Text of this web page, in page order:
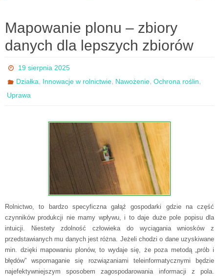
Mapowanie plonu – zbiory
danych dla lepszych zbiorów
19 sierpnia 2025
Działka, Innowacje w rolnictwie, Nawożenie,Ochrona roślin,
Uprawa
Rolnictwo, to bardzo specyficzna gałąź gospodarki gdzie na część
czynników produkcji nie mamy wpływu, i to daje duże pole popisu dla
intuicji. Niestety zdolność człowieka do wyciągania wniosków z
przedstawianych mu danych jest różna. Jeżeli chodzi o dane uzyskiwane
min. dzięki mapowaniu plonów, to wydaje się, że poza metodą „prób i
błędów” wspomaganie się rozwiązaniami teleinformatycznymi będzie
najefektywniejszym sposobem zagospodarowania informacji z pola.